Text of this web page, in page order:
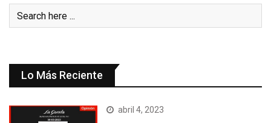
Lo Más Reciente
abril 4, 2023